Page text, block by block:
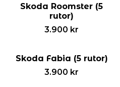
Skoda Roomster (5
rutor)
3.900 kr
Skoda Fabia (5 rutor)
3.900 kr